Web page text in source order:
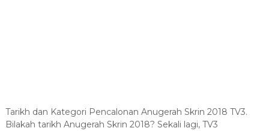
Tarikh dan Kategori Pencalonan Anugerah Skrin 2018 TV3.
Bilakah tarikh Anugerah Skrin 2018? Sekali lagi, TV3